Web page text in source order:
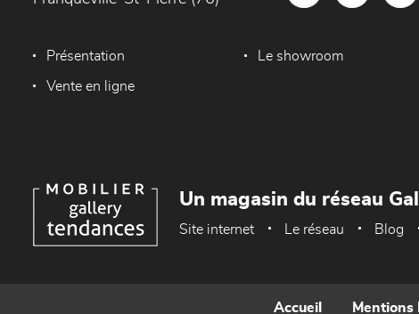
Présentation Le showroom
Vente en ligne
Un magasin du réseau
Site internet Le réseau Blog
Accueil Mentions